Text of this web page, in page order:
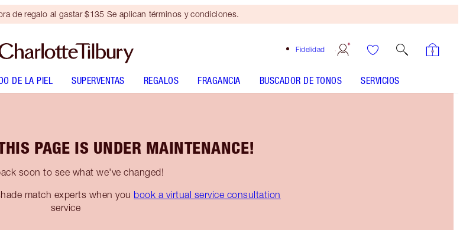
de regalo al gastar $135 Se aplican términos y condiciones.
Fidelidad
DE LA PIEL SUPERVENTAS REGALOS FRAGANCIA BUSCADOR DE TONOS SERVICIOS
PAGE IS UNDER MAINTENANCE!
soon to see what we've changed!
match experts when you book a virtual service consultation
service